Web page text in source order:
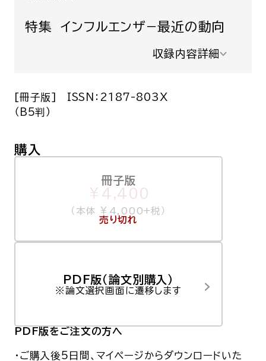
特集 インフルエンザ−最近の動向
収録内容詳細
[冊子版]
ISSN：2187-803X
（B5判）
購入
冊子版
￥4,400
（本体 ￥4,000+税）
売り切れ
PDF版（論文別購入）
※論文選択画面に遷移します
PDF版をご注文の方へ
・ご購入後5日間、マイページからダウンロードいた